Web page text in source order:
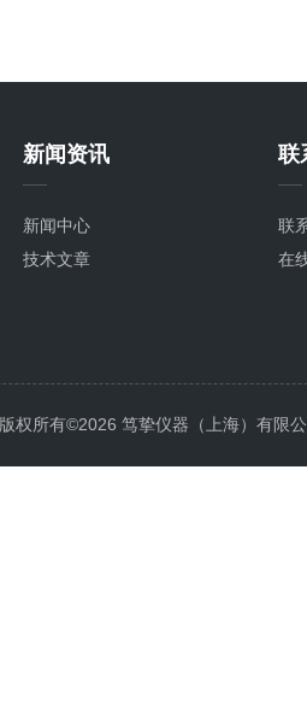
新闻资讯
新闻中心
技术文章
联
联
在
版权所有©2026 笃挚仪器（上海）有限